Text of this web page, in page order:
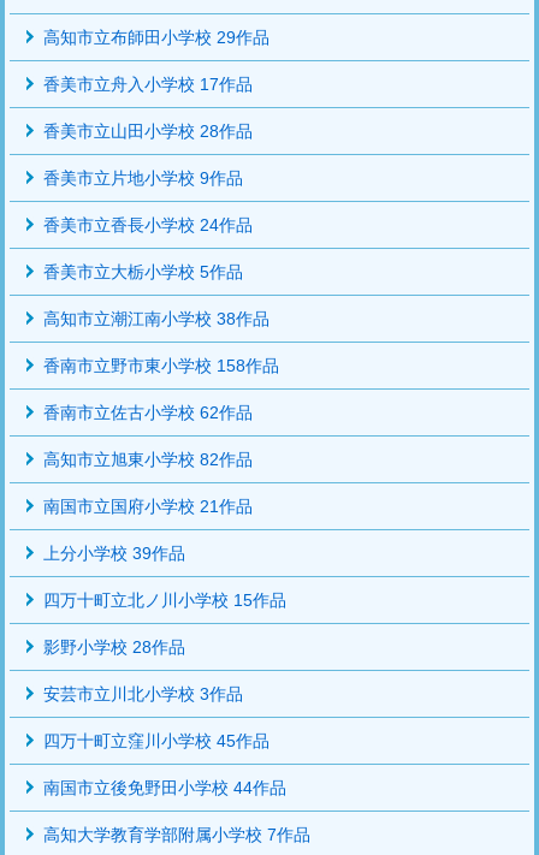
高知市立布師田小学校 29作品
香美市立舟入小学校 17作品
香美市立山田小学校 28作品
香美市立片地小学校 9作品
香美市立香長小学校 24作品
香美市立大栃小学校 5作品
高知市立潮江南小学校 38作品
香南市立野市東小学校 158作品
香南市立佐古小学校 62作品
高知市立旭東小学校 82作品
南国市立国府小学校 21作品
上分小学校 39作品
四万十町立北ノ川小学校 15作品
影野小学校 28作品
安芸市立川北小学校 3作品
四万十町立窪川小学校 45作品
南国市立後免野田小学校 44作品
高知大学教育学部附属小学校 7作品